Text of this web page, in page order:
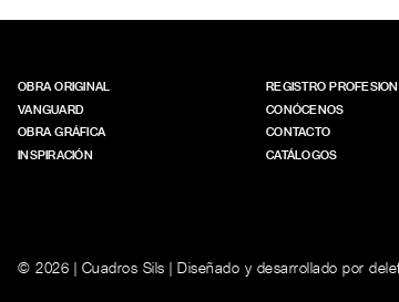
OBRA ORIGINAL
VANGUARD
OBRA GRÁFICA
INSPIRACIÓN
REGISTRO
CONÓCENOS
CONTACTO
CATÁLOGOS
© 2026 | Cuadros Sils | Diseñado y desarrollado por